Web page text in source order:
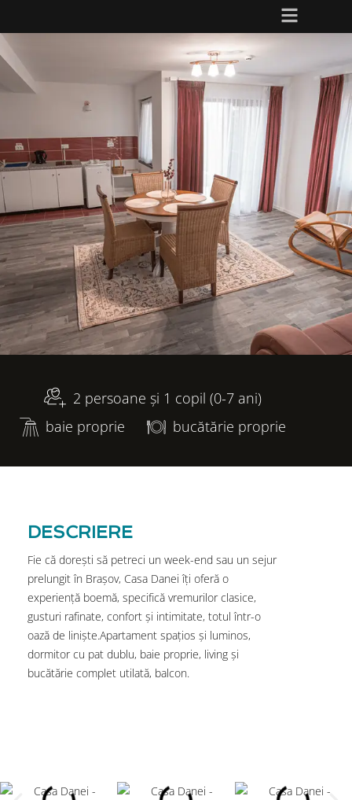
2 persoane și 1 copil (0-7 ani)
baie proprie
bucătărie proprie
DESCRIERE
Fie că dorești să petreci un week-end sau un sejur
prelungit în Brașov, Casa Danei îți oferă o
experiență boemă, specifică vremurilor clasice,
gusturi rafinate, confort și intimitate, totul într-o
oază de liniște.Apartament spațios și luminos,
dormitor cu pat dublu, baie proprie, living și
bucătărie complet utilată, balcon.